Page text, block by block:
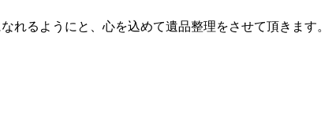
れるようにと、心を込めて遺品整理をさせて頂きます。